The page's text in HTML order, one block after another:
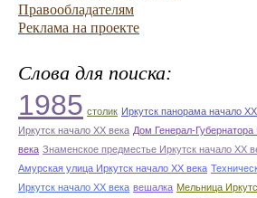
Правообладателям
Реклама на проекте
Слова для поиска:
1985 столик Иркутск панорама начало
Иркутск начало ХХ века Дом Генерал-
века Знаменское предместье Иркутск начало ХХ
Амурская улица Иркутск начало ХХ века
Иркутск начало ХХ века вешалка Мельница